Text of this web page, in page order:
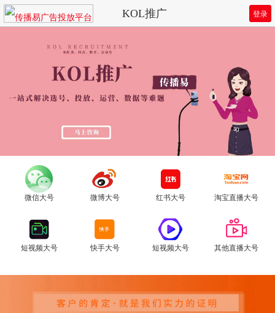
登录
KOL推广
微信大号 微博大号 红书大号 淘宝直播大号
短视频大号 快手大号 短视频大号 其他直播大号